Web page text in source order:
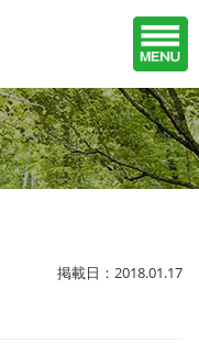
掲載日：2018.01.17